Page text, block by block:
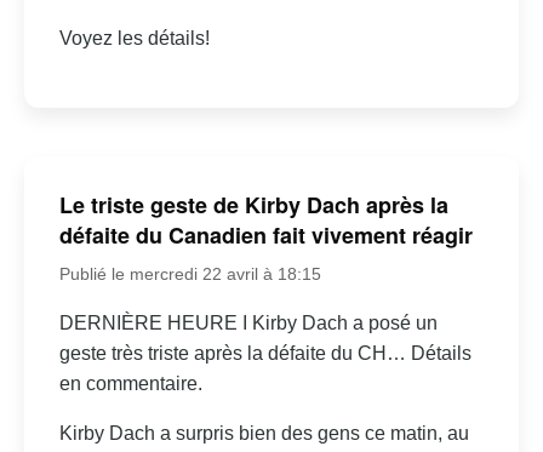
Voyez les détails!
Le triste geste de Kirby Dach après la
défaite du Canadien fait vivement réagir
Publié le mercredi 22 avril à 18:15
DERNIÈRE HEURE I Kirby Dach a posé un
geste très triste après la défaite du CH… Détails
en commentaire.
Kirby Dach a surpris bien des gens ce matin, au